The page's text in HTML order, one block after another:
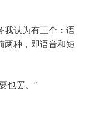
我认为有三个：语
两种，即语音和短
也罢。”